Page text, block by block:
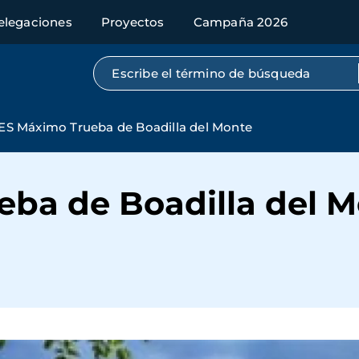
Proyectos Campaña 2026
Búsqueda por texto completo
Máximo Trueba de Boadilla del Monte
de Boadilla del